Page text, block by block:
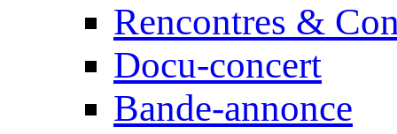
Rencontres &
Docu-concert
Bande-annonce